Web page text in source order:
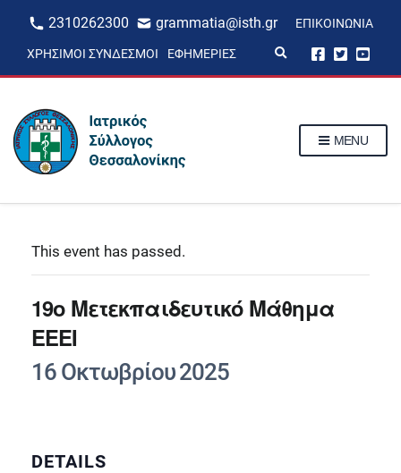
2310262300 grammatia@isth.gr ΕΠΙΚΟΙΝΩΝΊΑ
ΧΡΉΣΙΜΟΙ ΣΎΝΔΕΣΜΟΙ ΕΦΗΜΕΡΊΕΣ
p
MENU
This event has passed.
19ο Μετεκπαιδευτικό Μάθημα
ΕΕΕΙ
16 Οκτωβρίου 2025
DETAILS